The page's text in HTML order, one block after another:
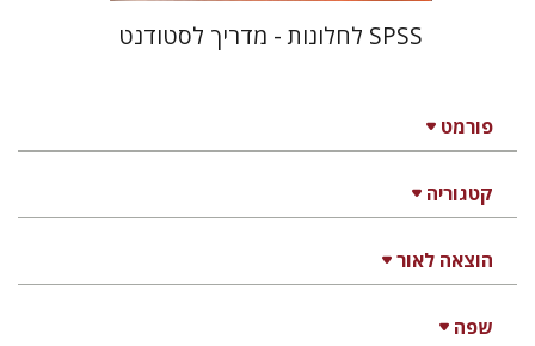
פורמט
קטגוריה
הוצאה לאור
שפה
SPSS לחלונות - מדריך לסטודנט